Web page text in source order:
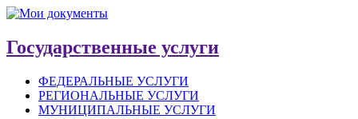
Государственные услуги
ФЕДЕРАЛЬНЫЕ УСЛУГИ
РЕГИОНАЛЬНЫЕ УСЛУГИ
МУНИЦИПАЛЬНЫЕ УСЛУГИ